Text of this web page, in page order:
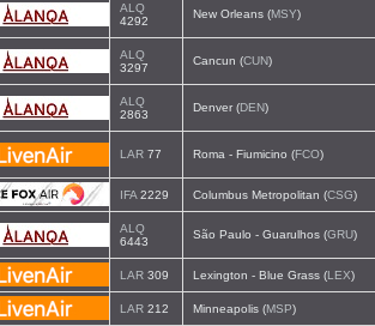
ALQ
4292
New Orleans (MSY)
ALQ
3297
Cancun (CUN)
ALQ
2863
Denver (DEN)
LAR 77 Roma - Fiumicino (FCO)
IFA 2229 Columbus Metropolitan (CSG)
ALQ
6443
São Paulo - Guarulhos (GRU)
LAR 309 Lexington - Blue Grass (LEX)
LAR 212 Minneapolis (MSP)